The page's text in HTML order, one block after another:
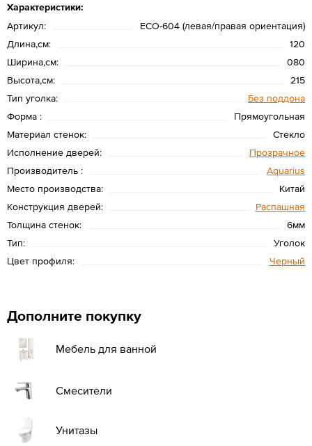
Характеристики:
Артикул:
ECO-604 (левая/правая ориентация)
Длина,см:
120
Ширина,см:
080
Высота,см:
215
Тип уголка:
Без поддона
Форма :
Прямоугольная
Материал стенок:
Стекло
Исполнение дверей:
Прозрачное
Производитель :
Aquarius
Место производства:
Китай
Конструкция дверей:
Распашная
Толщина стенок:
6мм
Тип:
Уголок
Цвет профиля:
Черный
Дополните покупку
Мебель для ванной
Смесители
Унитазы